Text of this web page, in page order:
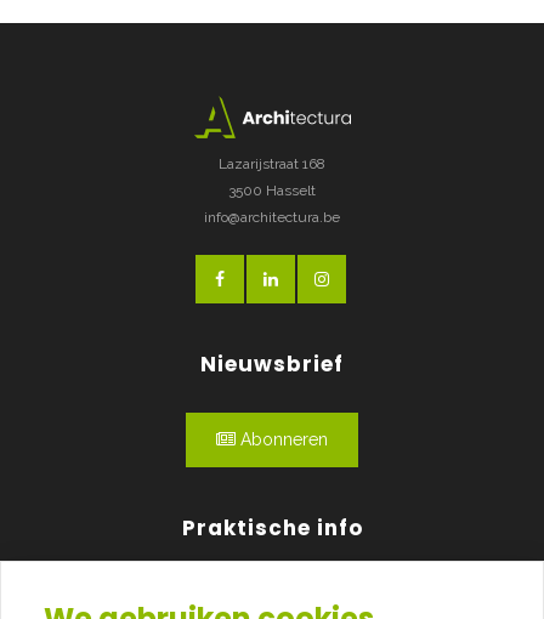
Lazarijstraat 168
3500 Hasselt
info@architectura.be
Nieuwsbrief
Abonneren
Praktische info